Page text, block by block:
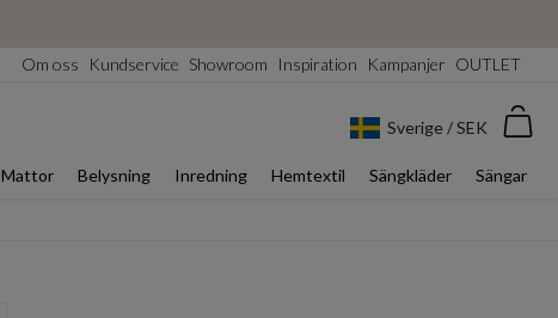
Om oss Kundservice Showroom Inspiration Kampanjer OUTLET
Sverige / SEK
Mattor Belysning Inredning Hemtextil Sängkläder Sängar